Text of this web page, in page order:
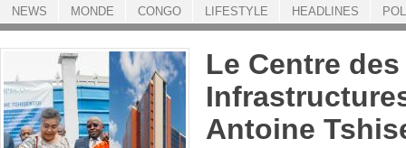
ACCUEIL
Le Centre des
Antoine
NEWS MONDE CONGO LIFESTYLE HEADLINES